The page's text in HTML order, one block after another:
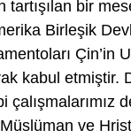
tartışılan bir
Birleşik
Çin’in
kabul etmiştir.
çalışmalarımız
ve